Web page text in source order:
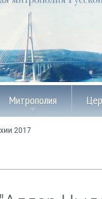
Митрополия
2017